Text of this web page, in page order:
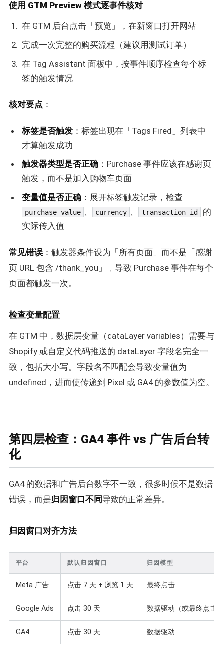
使用 GTM Preview 模式逐事件核对
在 GTM 后台点击「预览」，在新窗口打开网站
完成一次完整的购买流程（建议用测试订单）
在 Tag Assistant 面板中，按事件顺序检查每个标
签的触发情况
核对要点 ：
标签是否触发 ：标签出现在「Tags Fired」列表中
才算触发成功
触发器类型是否正确 ：Purchase 事件应该在感谢页
触发，而不是加入购物车页面
变量值是否正确 ：展开标签触发记录，检查
purchase_value 、 currency 、 transaction_id
的
实际传入值
常见错误：触发器条件设为「所有页面」而不是「感谢
页 URL 包含 /thank_you」，导致 Purchase 事件在每个
页面都触发一次。
检查变量配置
在 GTM 中，数据层变量（dataLayer variables）需要与
Shopify 或自定义代码推送的 dataLayer 字段名完全一
致，包括大小写。字段名不匹配会导致变量值为
undefined，进而使传递到 Pixel 或 GA4 的参数值为空。
第四层检查：GA4 事件 vs 广告后台转
化
GA4 的数据和广告后台数字不一致，很多时候不是数据
错误，而是归因窗口不同导致的正常差异。
归因窗口对齐方法
平台 默认归因窗口 归因模型
Meta 广告 点击 7 天 + 浏览 1 天 最终点击
Google Ads 点击 30 天 数据驱动（或最终点击）
GA4 点击 30 天 数据驱动